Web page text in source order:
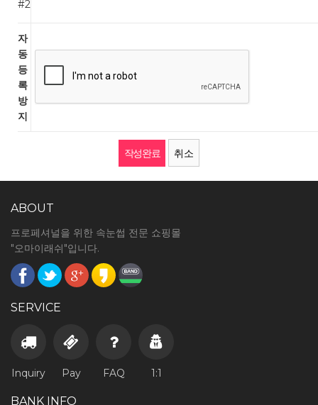
#2
자
동
등
록
방
지
취소
ABOUT
프로페셔널을 위한 속눈썹 전문 쇼핑몰
"오마이래쉬"입니다.
SERVICE
Inquiry Pay FAQ 1:1
BANK INFO